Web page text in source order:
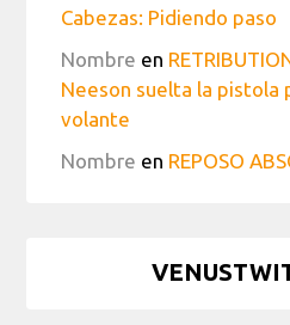
Cabezas: Pidiendo paso
Nombre en
Neeson suelta la pistola
volante
Nombre en REPOSO